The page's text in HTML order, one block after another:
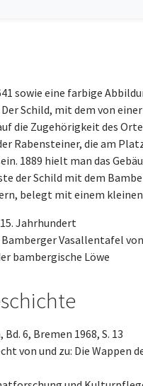
sowie eine farbige
Schild, mit dem von
die Zugehörigkeit des
Rabensteiner, die am
1889 hielt man das
der Schild mit dem
belegt mit einem kleinen
Jahrhundert
Vasallentafel
bambergische Löwe
6, Bremen 1968, S. 13
von und zu: Die Wappen